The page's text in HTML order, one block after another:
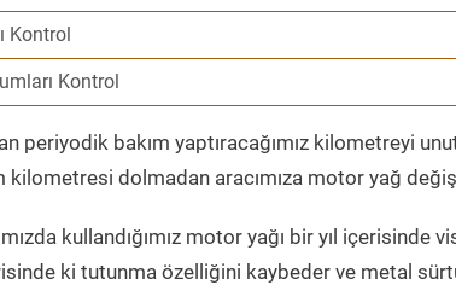
Kontrol
Kontrol
periyodik bakım yaptıracağımız kilometreyi
kilometresi dolmadan aracımıza motor yağ
kullandığımız motor yağı bir yıl
ki tutunma özelliğini kaybeder ve metal